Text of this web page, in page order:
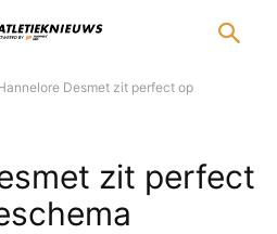
Desmet zit perfect op
zit perfect